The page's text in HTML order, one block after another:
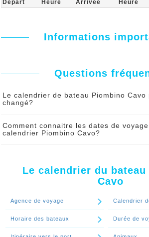
Départ Heure Arrivée Heure
Informations
Questions
Le calendrier de bateau Piombino
changé?
sous certaines contraintes. En cas de
informé par SMS et par mail de tout changement
Comment connaitre les dates de
calendrier Piombino Cavo?
Continuer le spécial 'Comment connaitre les
disponibles du calendrier Piombino Cavo?'
Le calendrier du
Cavo
Agence de voyage Calendrier
Horaire des bateaux Durée de